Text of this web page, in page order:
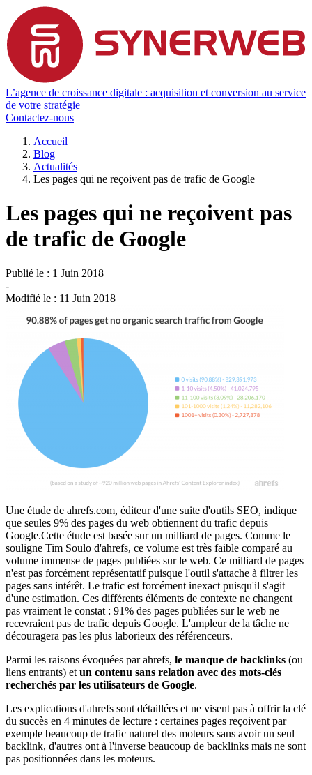
L’agence de croissance digitale : acquisition et conversion au service
de votre stratégie
Contactez-nous
Accueil
Blog
Actualités
Les pages qui ne reçoivent pas de trafic de Google
Les pages qui ne reçoivent pas
de trafic de Google
Publié le : 1 Juin 2018
-
Modifié le : 11 Juin 2018
Une étude de ahrefs.com, éditeur d'une suite d'outils SEO, indique
que seules 9% des pages du web obtiennent du trafic depuis
Google.Cette étude est basée sur un milliard de pages. Comme le
souligne Tim Soulo d'ahrefs, ce volume est très faible comparé au
volume immense de pages publiées sur le web. Ce milliard de pages
n'est pas forcément représentatif puisque l'outil s'attache à filtrer les
pages sans intérêt. Le trafic est forcément inexact puisqu'il s'agit
d'une estimation. Ces différents éléments de contexte ne changent
pas vraiment le constat : 91% des pages publiées sur le web ne
recevraient pas de trafic depuis Google. L'ampleur de la tâche ne
découragera pas les plus laborieux des référenceurs.
Parmi les raisons évoquées par ahrefs, le manque de backlinks (ou
liens entrants) et un contenu sans relation avec des mots-clés
recherchés par les utilisateurs de Google.
Les explications d'ahrefs sont détaillées et ne visent pas à offrir la clé
du succès en 4 minutes de lecture : certaines pages reçoivent par
exemple beaucoup de trafic naturel des moteurs sans avoir un seul
backlink, d'autres ont à l'inverse beaucoup de backlinks mais ne sont
pas positionnées dans les moteurs.